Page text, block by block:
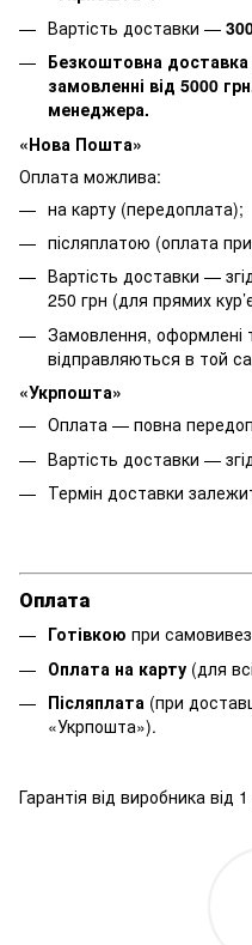
Вартість доставки — 30
Безкоштовна
замовленні від 5000
менеджера.
«Нова Пошта»
Оплата можлива:
на карту (передоплата);
післяплатою (оплата
Вартість доставки —
250 грн (для прямих
Замовлення, оформлені
відправляються в той
«Укрпошта»
Оплата — повна
Вартість доставки —
Термін доставки
Оплата
Готівкою при
Оплата на карту (для
Післяплата (при
«Укрпошта»).
Гарантія від виробника від